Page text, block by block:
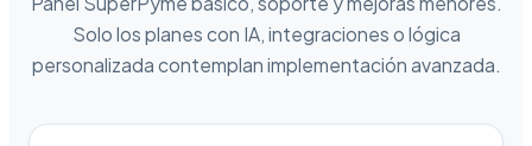
Solo los planes con IA, integraciones o lógica
personalizada contemplan implementación avanzada.